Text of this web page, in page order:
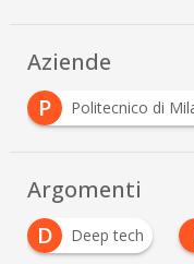
Aziende
Politecnico di Milano
Argomenti
Deep tech